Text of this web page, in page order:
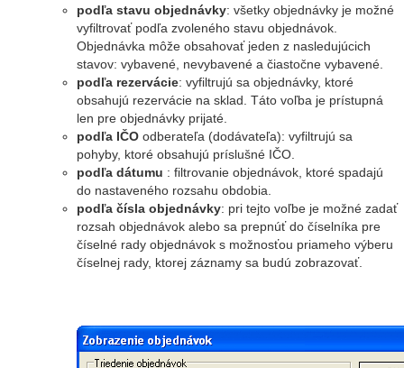
podľa stavu objednávky: všetky objednávky je možné
vyfiltrovať podľa zvoleného stavu objednávok.
Objednávka môže obsahovať jeden z nasledujúcich
stavov: vybavené, nevybavené a čiastočne vybavené.
podľa rezervácie: vyfiltrujú sa objednávky, ktoré
obsahujú rezervácie na sklad. Táto voľba je prístupná
len pre objednávky prijaté.
podľa IČO odberateľa (dodávateľa): vyfiltrujú sa
pohyby, ktoré obsahujú príslušné IČO.
podľa dátumu : filtrovanie objednávok, ktoré spadajú
do nastaveného rozsahu obdobia.
podľa čísla objednávky: pri tejto voľbe je možné zadať
rozsah objednávok alebo sa prepnúť do číselníka pre
číselné rady objednávok s možnosťou priameho výberu
číselnej rady, ktorej záznamy sa budú zobrazovať.